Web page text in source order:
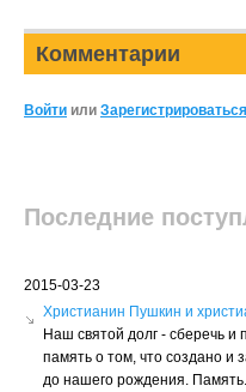
Комментарии
Войти или Зарегистрироваться
Последние
2015-03-23
Христианин Пушкин и
Наш святой долг - сберечь
память о том, что создано и
до нашего рождения.